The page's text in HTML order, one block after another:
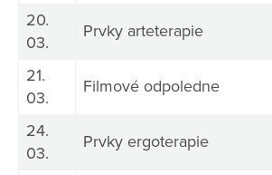
20.
03.
Prvky arteterapie
21.
03.
Filmové odpoledne
24.
03.
Prvky ergoterapie